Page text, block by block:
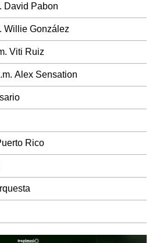
David Pabon
Willie González
Viti Ruiz
Alex Sensation
Rico